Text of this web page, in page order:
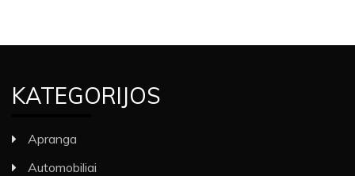
KATEGORIJOS
Apranga
Automobiliai